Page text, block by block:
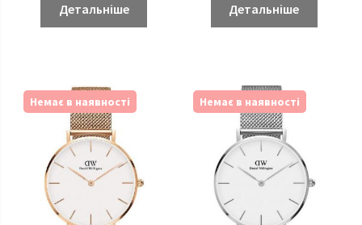
Детальніше Детальніше
Немає в наявності Немає в наявності